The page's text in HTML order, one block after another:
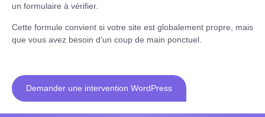
un formulaire à vérifier.
Cette formule convient si votre site est globalement propre, mais
que vous avez besoin d’un coup de main ponctuel.
Demander une intervention WordPress